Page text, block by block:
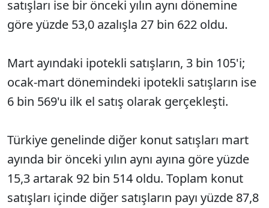
satışları ise bir önceki yılın aynı dönemine
göre yüzde 53,0 azalışla 27 bin 622 oldu.
Mart ayındaki ipotekli satışların, 3 bin 105'i;
ocak-mart dönemindeki ipotekli satışların ise
6 bin 569'u ilk el satış olarak gerçekleşti.
Türkiye genelinde diğer konut satışları mart
ayında bir önceki yılın aynı ayına göre yüzde
15,3 artarak 92 bin 514 oldu. Toplam konut
satışları içinde diğer satışların payı yüzde 87,8